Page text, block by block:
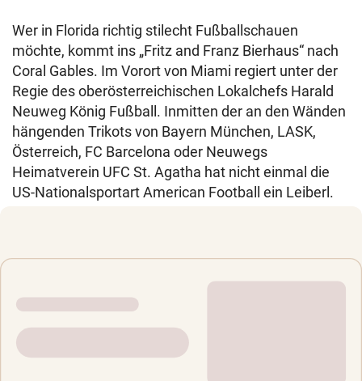
Wer in Florida richtig stilecht Fußballschauen
möchte, kommt ins „Fritz and Franz Bierhaus“ nach
Coral Gables. Im Vorort von Miami regiert unter der
Regie des oberösterreichischen Lokalchefs Harald
Neuweg König Fußball. Inmitten der an den Wänden
hängenden Trikots von Bayern München, LASK,
Österreich, FC Barcelona oder Neuwegs
Heimatverein UFC St. Agatha hat nicht einmal die
US-Nationalsportart American Football ein Leiberl.